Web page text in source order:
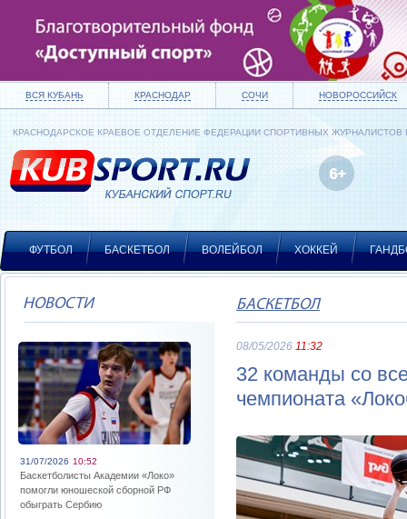
ВСЯ КУБАНЬ КРАСНОДАР СОЧИ НОВОРОССИЙСК
КРАСНОДАРСКОЕ КРАЕВОЕ ОТДЕЛЕНИЕ ФЕДЕРАЦИИ СПОРТИВНЫХ ЖУРНАЛИСТОВ
ФУТБОЛ БАСКЕТБОЛ ВОЛЕЙБОЛ ХОККЕЙ
НОВОСТИ
31/07/2026 10:52
Баскетболисты Академии «Локо»
помогли юношеской сборной РФ
обыграть Сербию
БАСКЕТБОЛ
08/05/2026 11:32
32 команды со
чемпионата